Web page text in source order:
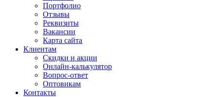
Портфолио
Отзывы
Реквизиты
Вакансии
Карта сайта
Клиентам
Скидки и акции
Онлайн-калькулятор
Вопрос-ответ
Оптовикам
Контакты